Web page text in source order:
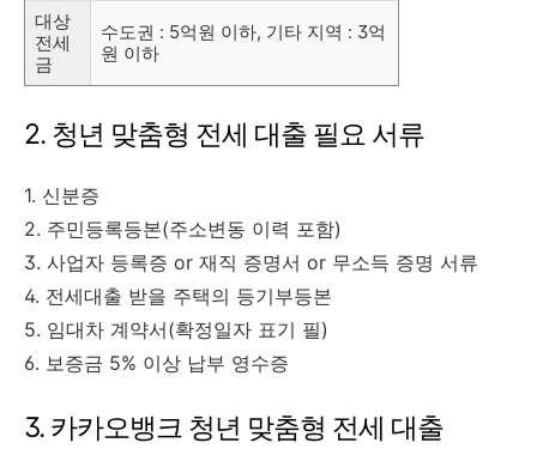
대상
전세
금
수도권 : 5억원 이하, 기타 지역 : 3억
원 이하
2. 청년 맞춤형 전세 대출 필요 서류
1. 신분증
2. 주민등록등본(주소변동 이력 포함)
3. 사업자 등록증 or 재직 증명서 or 무소득 증명 서류
4. 전세대출 받을 주택의 등기부등본
5. 임대차 계약서(확정일자 표기 필)
6. 보증금 5% 이상 납부 영수증
3. 카카오뱅크 청년 맞춤형 전세 대출